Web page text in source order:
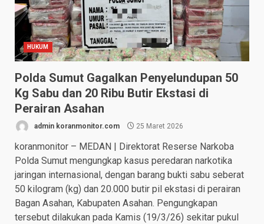
HUKUM
Polda Sumut Gagalkan Penyelundupan 50
Kg Sabu dan 20 Ribu Butir Ekstasi di
Perairan Asahan
admin koranmonitor.com 25 Maret 2026
koranmonitor – MEDAN | Direktorat Reserse Narkoba
Polda Sumut mengungkap kasus peredaran narkotika
jaringan internasional, dengan barang bukti sabu seberat
50 kilogram (kg) dan 20.000 butir pil ekstasi di perairan
Bagan Asahan, Kabupaten Asahan. Pengungkapan
tersebut dilakukan pada Kamis (19/3/26) sekitar pukul